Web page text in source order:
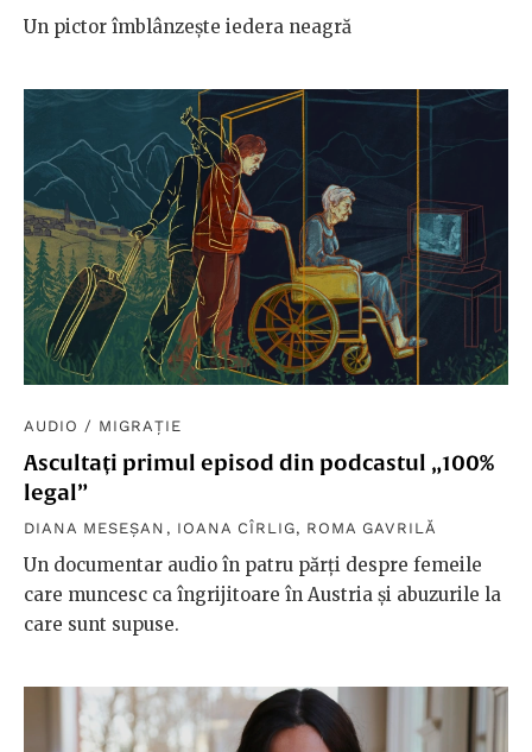
Un pictor îmblânzește iedera neagră
AUDIO / MIGRAȚIE
Ascultați primul episod din podcastul „100%
legal”
DIANA MESEȘAN , IOANA CÎRLIG, ROMA GAVRILĂ
Un documentar audio în patru părți despre femeile
care muncesc ca îngrijitoare în Austria și abuzurile la
care sunt supuse.